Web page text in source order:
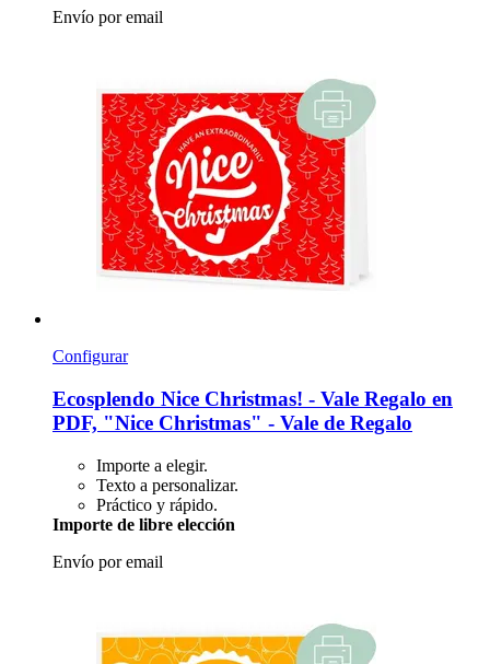
Envío por email
Configurar
Ecosplendo Nice Christmas! -​ Vale Regalo en
PDF, "Nice Christmas" -​ Vale de Regalo
Importe a elegir.
Texto a personalizar.
Práctico y rápido.
Importe de libre elección
Envío por email